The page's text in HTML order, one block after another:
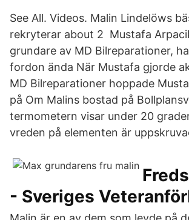
See All. Videos. Malin Lindelöws
rekryterar about 2 Mustafa
grundare av MD Bilreparationer,
fordon ända När Mustafa gjorde
MD Bilreparationer hoppade
på Om Malins bostad på
termometern visar under 20
vreden på elementen är
- Sveriges